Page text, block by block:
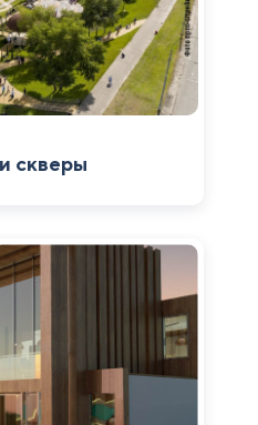
скверы